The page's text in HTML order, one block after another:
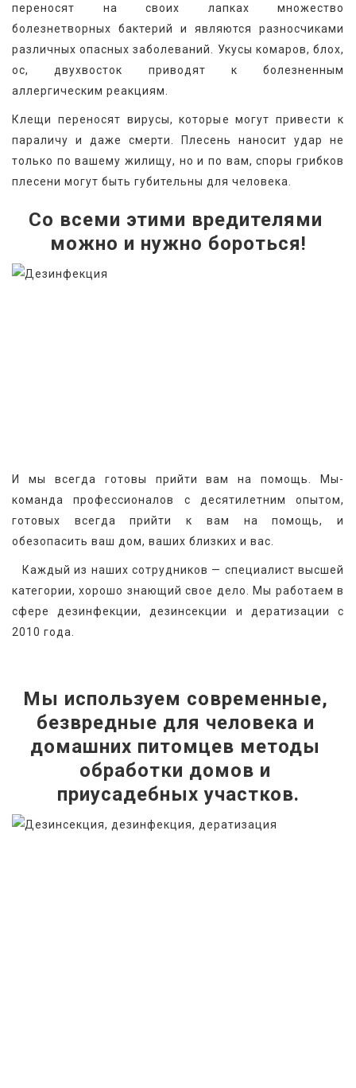
переносят на своих лапках множество
болезнетворных бактерий и являются разносчиками
различных опасных заболеваний. Укусы комаров, блох,
ос, двухвосток приводят к болезненным
аллергическим реакциям.
Клещи переносят вирусы, которые могут привести к
параличу и даже смерти. Плесень наносит удар не
только по вашему жилищу, но и по вам, споры грибков
плесени могут быть губительны для человека.
Со всеми этими вредителями
можно и нужно бороться!
И мы всегда готовы прийти вам на помощь. Мы-
команда профессионалов с десятилетним опытом,
готовых всегда прийти к вам на помощь, и
обезопасить ваш дом, ваших близких и вас.
Каждый из наших сотрудников — специалист высшей
категории, хорошо знающий свое дело. Мы работаем в
сфере дезинфекции, дезинсекции и дератизации с
2010 года.
Мы используем современные,
безвредные для человека и
домашних питомцев методы
обработки домов и
приусадебных участков.